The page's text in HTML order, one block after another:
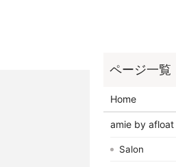
Home
amie by afloat
Salon